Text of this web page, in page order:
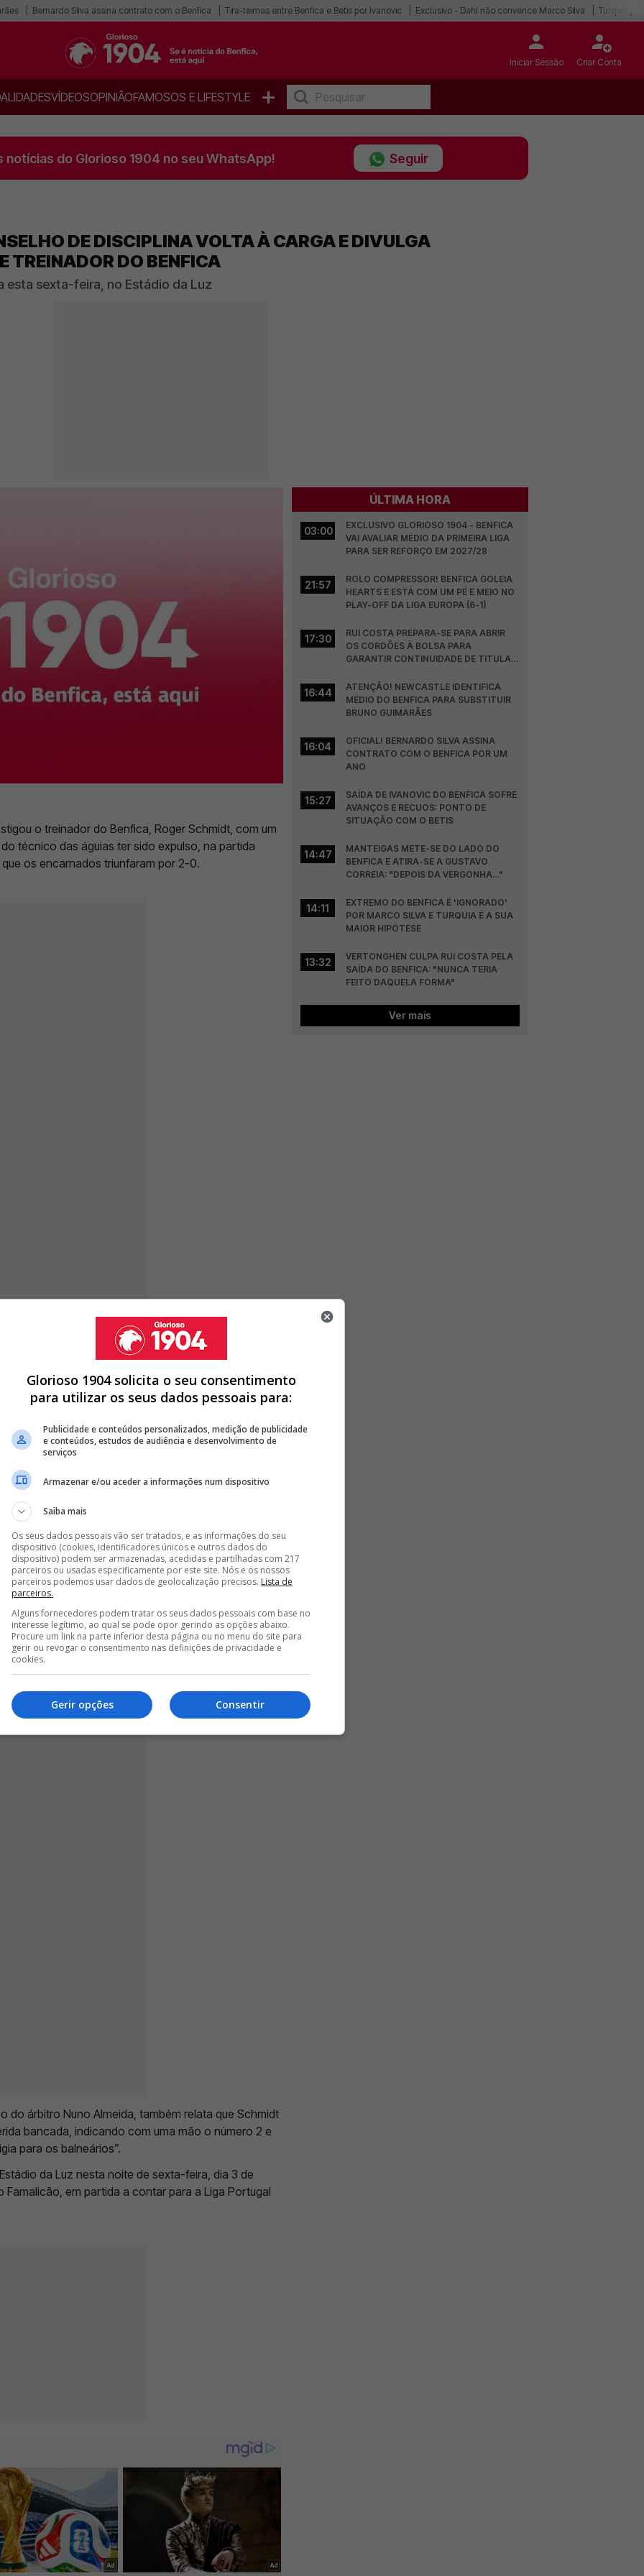
Bernardo Silva assina contrato com o Benfica Tira-teimas entre Benfica e Betis por Ivanovic Exclusivo - Dahl não convence Marco Silva Turquia
Iniciar Sessão Criar Conta
VÍDEOSOPINIÃOFAMOSOS E LIFESTYLE +
notícias do Glorioso 1904 no seu WhatsApp! Seguir
DE DISCIPLINA VOLTA À CARGA E DIVULGA
TREINADOR DO BENFICA
esta sexta-feira, no Estádio da Luz
o treinador do Benfica, Roger Schmidt, com um
técnico das águias ter sido expulso, na partida
os encarnados triunfaram por 2-0.
não iria marcar presença no banco do Glorioso
que o alemão terá de pagar.
MÉDIO DO BENFICA PARA GUIMARÃES
MARCO SILVA E PRETENDE LEVAR ALVO DO BENFICA PARA
BENFICA E OBRIGA MARCO SILVA A PROCURAR OUTRA
< >
de treinador - Aos 45’+5’ da segunda parte,
arremessaram uma garrafa de água ao treinador da
da equipa B apanhou a referida garrafa de água e
os adeptos afetos à equipa A”.
do árbitro Nuno Almeida, também relata que Schmidt
bancada, indicando com uma mão o número 2 e
para os balneários”.
da Luz nesta noite de sexta-feira, dia 3 de
Famalicão, em partida a contar para a Liga Portugal
ÚLTIMA HORA
03:00
EXCLUSIVO GLORIOSO 1904 - BENFICA
VAI AVALIAR MÉDIO DA PRIMEIRA LIGA
PARA SER REFORÇO EM 2027/28
21:57
ROLO COMPRESSOR! BENFICA GOLEIA
HEARTS E ESTÁ COM UM PÉ E MEIO NO
PLAY-OFF DA LIGA EUROPA (6-1)
17:30
RUI COSTA PREPARA-SE PARA ABRIR
OS CORDÕES À BOLSA PARA
GARANTIR CONTINUIDADE DE TITULAR
16:44
ATENÇÃO! NEWCASTLE IDENTIFICA
MÉDIO DO BENFICA PARA SUBSTITUIR
BRUNO GUIMARÃES
16:04
OFICIAL! BERNARDO SILVA ASSINA
CONTRATO COM O BENFICA POR UM
ANO
15:27
SAÍDA DE IVANOVIC DO BENFICA SOFRE
AVANÇOS E RECUOS: PONTO DE
SITUAÇÃO COM O BETIS
14:47
MANTEIGAS METE-SE DO LADO DO
BENFICA E ATIRA-SE A GUSTAVO
CORREIA: "DEPOIS DA VERGONHA…"
14:11
EXTREMO DO BENFICA É 'IGNORADO'
POR MARCO SILVA E TURQUIA É A SUA
MAIOR HIPÓTESE
13:32
VERTONGHEN CULPA RUI COSTA PELA
SAÍDA DO BENFICA: "NUNCA TERIA
FEITO DAQUELA FORMA"
Ver mais
Glorioso 1904 solicita o seu consentimento
para utilizar os seus dados pessoais para:
Publicidade e conteúdos personalizados, medição de publicidade
e conteúdos, estudos de audiência e desenvolvimento de
serviços
Armazenar e/ou aceder a informações num dispositivo
Saiba mais
Os seus dados pessoais vão ser tratados, e as informações do seu
dispositivo (cookies, identificadores únicos e outros dados do
dispositivo) podem ser armazenadas, acedidas e partilhadas com 217
parceiros ou usadas especificamente por este site. Nós e os nossos
parceiros podemos usar dados de geolocalização precisos. Lista de
parceiros.
Alguns fornecedores podem tratar os seus dados pessoais com base no
interesse legítimo, ao qual se pode opor gerindo as opções abaixo.
Procure um link na parte inferior desta página ou no menu do site para
gerir ou revogar o consentimento nas definições de privacidade e
cookies.
Consentir
Gerir opções